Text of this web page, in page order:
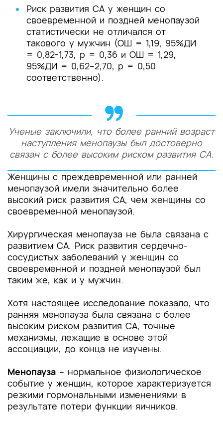
Риск развития СА у женщин со
своевременной и поздней менопаузой
статистически не отличался от
такового у мужчин (ОШ = 1,19, 95%ДИ
= 0,82-1,73, р = 0,36 и ОШ = 1,29,
95%ДИ = 0,62–2,70, р = 0,50
соответственно).
Ученые заключили, что более ранний возраст
наступления менопаузы был достоверно
связан с более высоким риском развития СА.
Женщины с преждевременной или ранней
менопаузой имели значительно более
высокий риск развития СА, чем женщины со
своевременной менопаузой.
Хирургическая менопауза не была связана с
развитием СА. Риск развития сердечно-
сосудистых заболеваний у женщин со
своевременной и поздней менопаузой был
таким же, как и у мужчин.
Хотя настоящее исследование показало, что
ранняя менопауза была связана с более
высоким риском развития СА, точные
механизмы, лежащие в основе этой
ассоциации, до конца не изучены.
Менопауза – нормальное физиологическое
событие у женщин, которое характеризуется
резкими гормональными изменениями в
результате потери функции яичников.